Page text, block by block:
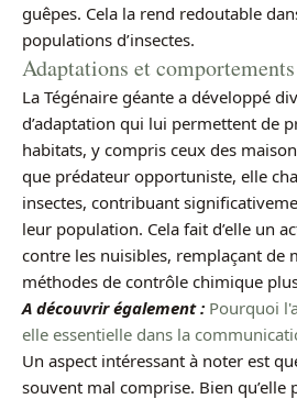
guêpes. Cela la rend redoutable
populations d’insectes.
Adaptations et comportements
La Tégénaire géante a développé
d’adaptation qui lui permettent de
habitats, y compris ceux des
que prédateur opportuniste, elle
insectes, contribuant
leur population. Cela fait d’elle un
contre les nuisibles, remplaçant de
méthodes de contrôle chimique
A découvrir également : Pourquoi
elle essentielle dans la
Un aspect intéressant à noter est
souvent mal comprise. Bien qu’elle